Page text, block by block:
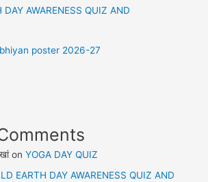
DAY AWARENESS QUIZ AND
poster 2026-27
onYOGA DAY QUIZ
EARTH DAY AWARENESS QUIZ AND